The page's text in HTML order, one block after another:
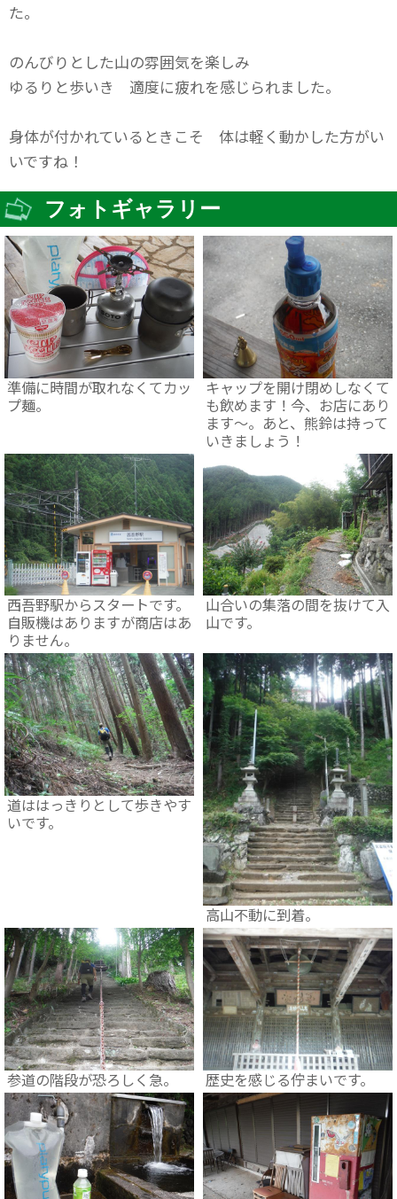
た。
のんびりとした山の雰囲気を楽しみ
ゆるりと歩いき 適度に疲れを感じられました。
身体が付かれているときこそ 体は軽く動かした方がい
いですね！
フォトギャラリー
準備に時間が取れなくてカッ
プ麺。
キャップを開け閉めしなくて
も飲めます！今、お店にあり
ます～。あと、熊鈴は持って
いきましょう！
西吾野駅からスタートです。
自販機はありますが商店はあ
りません。
山合いの集落の間を抜けて入
山です。
道ははっきりとして歩きやす
いです。
高山不動に到着。
参道の階段が恐ろしく急。 歴史を感じる佇まいです。